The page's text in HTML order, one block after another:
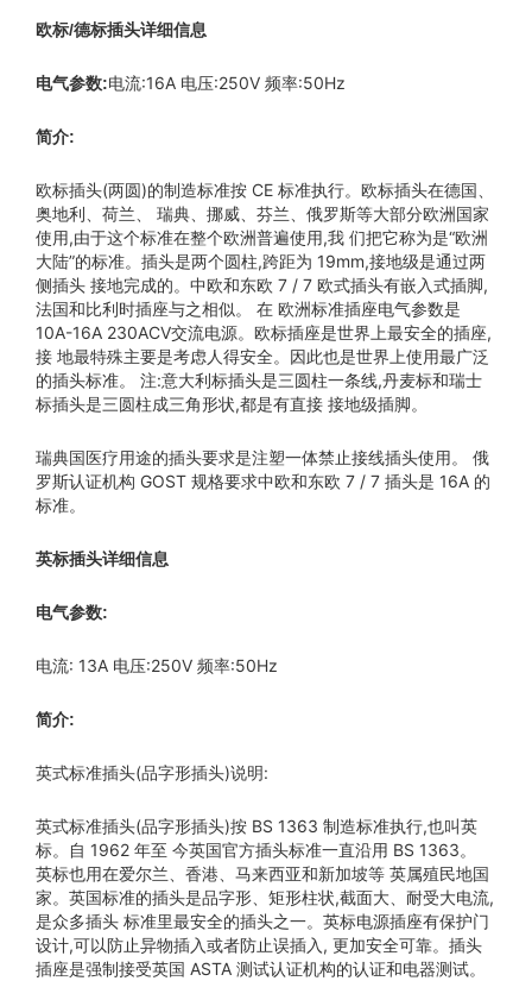
欧标/德标插头详细信息
电气参数:电流:16A 电压:250V 频率:50Hz
简介:
欧标插头(两圆)的制造标准按 CE 标准执行。欧标插头在德国、
奥地利、荷兰、 瑞典、挪威、芬兰、俄罗斯等大部分欧洲国家
使用,由于这个标准在整个欧洲普遍使用,我 们把它称为是“欧洲
大陆”的标准。插头是两个圆柱,跨距为 19mm,接地级是通过两
侧插头 接地完成的。中欧和东欧 7 / 7 欧式插头有嵌入式插脚,
法国和比利时插座与之相似。 在 欧洲标准插座电气参数是
10A-16A 230ACV交流电源。欧标插座是世界上最安全的插座,
接 地最特殊主要是考虑人得安全。因此也是世界上使用最广泛
的插头标准。 注:意大利标插头是三圆柱一条线,丹麦标和瑞士
标插头是三圆柱成三角形状,都是有直接 接地级插脚。
瑞典国医疗用途的插头要求是注塑一体禁止接线插头使用。 俄
罗斯认证机构 GOST 规格要求中欧和东欧 7 / 7 插头是 16A 的
标准。
英标插头详细信息
电气参数:
电流: 13A 电压:250V 频率:50Hz
简介:
英式标准插头(品字形插头)说明:
英式标准插头(品字形插头)按 BS 1363 制造标准执行,也叫英
标。自 1962 年至 今英国官方插头标准一直沿用 BS 1363。
英标也用在爱尔兰、香港、马来西亚和新加坡等 英属殖民地国
家。英国标准的插头是品字形、矩形柱状,截面大、耐受大电流,
是众多插头 标准里最安全的插头之一。英标电源插座有保护门
设计,可以防止异物插入或者防止误插入, 更加安全可靠。插头
插座是强制接受英国 ASTA 测试认证机构的认证和电器测试。